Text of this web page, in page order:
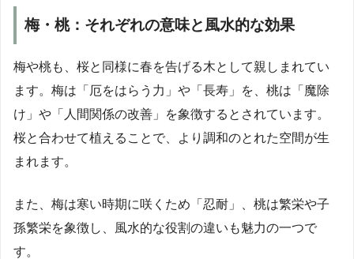
梅・桃：それぞれの意味と風水的な効果
梅や桃も、桜と同様に春を告げる木として親しまれてい
ます。梅は「厄をはらう力」や「長寿」を、桃は「魔除
け」や「人間関係の改善」を象徴するとされています。
桜と合わせて植えることで、より調和のとれた空間が生
まれます。
また、梅は寒い時期に咲くため「忍耐」、桃は繁栄や子
孫繁栄を象徴し、風水的な役割の違いも魅力の一つで
す。